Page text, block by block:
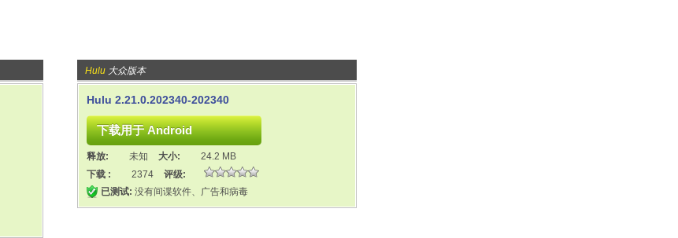
Hulu 大众版本
Hulu 2.21.0.202340-202340
释放: 未知 大小:
24.2 MB
下载 :
2374
评级:
已测试: 没有间谍软件、广告和病毒